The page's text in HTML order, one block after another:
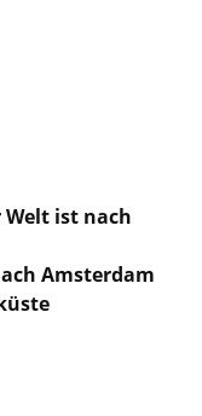
ist nach
Amsterdam